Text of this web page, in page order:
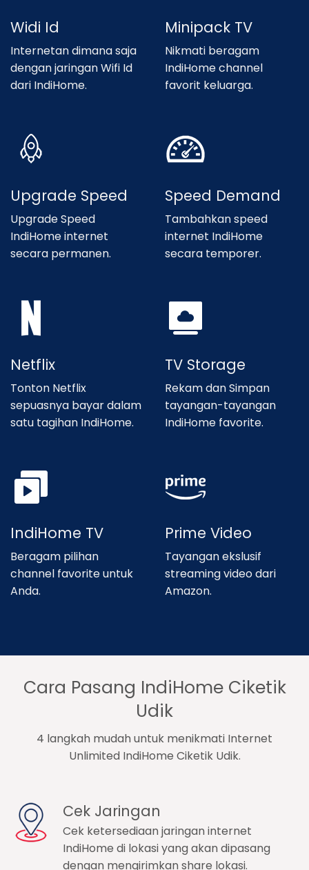
Widi Id
Internetan dimana saja
dengan jaringan Wifi Id
dari IndiHome.
Minipack TV
Nikmati beragam
IndiHome channel
favorit keluarga.
Upgrade Speed
Upgrade Speed
IndiHome internet
secara permanen.
Speed Demand
Tambahkan speed
internet IndiHome
secara temporer.
Netflix
Tonton Netflix
sepuasnya bayar dalam
satu tagihan IndiHome.
TV Storage
Rekam dan Simpan
tayangan-tayangan
IndiHome favorite.
IndiHome TV
Beragam pilihan
channel favorite untuk
Anda.
Prime Video
Tayangan ekslusif
streaming video dari
Amazon.
Cara Pasang IndiHome Ciketik
Udik
4 langkah mudah untuk menikmati Internet
Unlimited IndiHome Ciketik Udik.
Cek Jaringan
Cek ketersediaan jaringan internet
IndiHome di lokasi yang akan dipasang
dengan mengirimkan share lokasi.